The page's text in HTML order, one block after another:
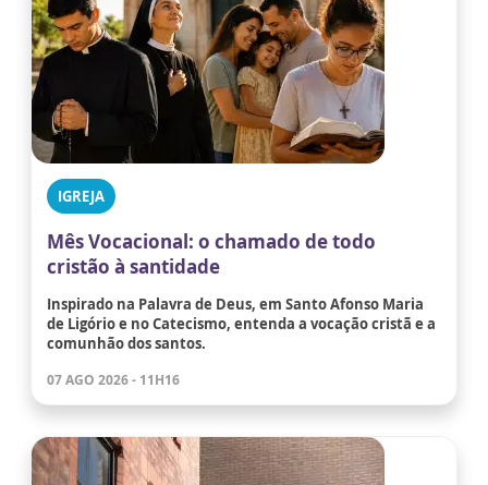
IGREJA
Mês Vocacional: o chamado de todo
cristão à santidade
Inspirado na Palavra de Deus, em Santo Afonso Maria
de Ligório e no Catecismo, entenda a vocação cristã e a
comunhão dos santos.
07 AGO 2026 - 11H16